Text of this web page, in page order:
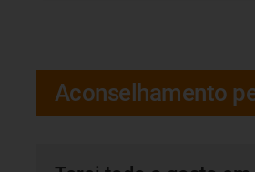
Aconselhamento